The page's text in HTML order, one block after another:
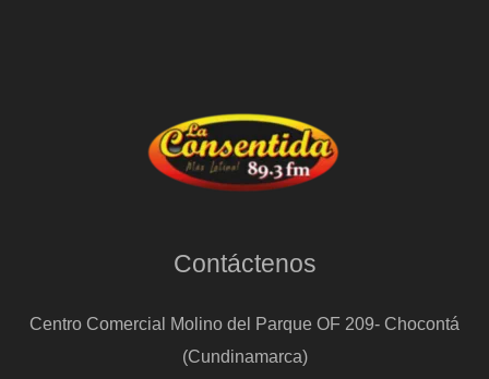
Contáctenos
Centro Comercial Molino del Parque OF 209- Chocontá
(Cundinamarca)